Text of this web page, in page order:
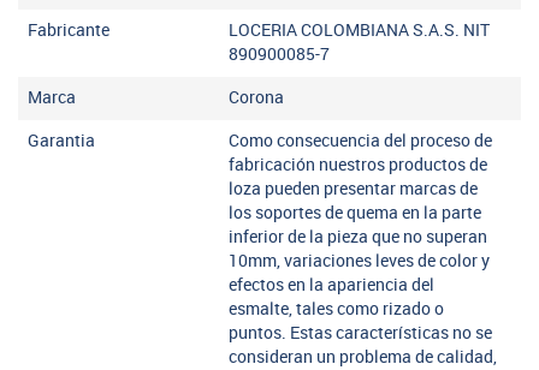
Fabricante
LOCERIA COLOMBIANA S.A.S. NIT
890900085-7
Marca Corona
Garantia
Como consecuencia del proceso de
fabricación nuestros productos de
loza pueden presentar marcas de
los soportes de quema en la parte
inferior de la pieza que no superan
10mm, variaciones leves de color y
efectos en la apariencia del
esmalte, tales como rizado o
puntos. Estas características no se
consideran un problema de calidad,